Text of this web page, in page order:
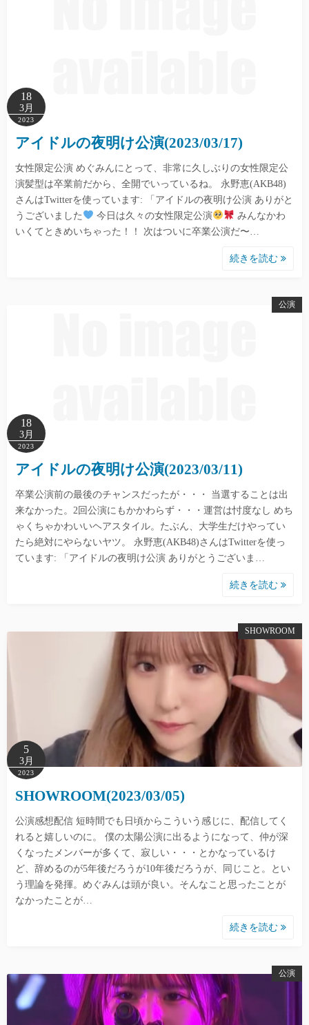
18
3月
2023
アイドルの夜明け公演(2023/03/17)
女性限定公演 めぐみんにとって、非常に久しぶりの女性限定公
演髪型は卒業前だから、全開でいっているね。 永野恵(AKB48)
さんはTwitterを使っています: 「アイドルの夜明け公演 ありがと
うございました
今日は久々の女性限定公演
みんなかわ
いくてときめいちゃった！！ 次はついに卒業公演だ〜…
続きを読む
公演
18
3月
2023
アイドルの夜明け公演(2023/03/11)
卒業公演前の最後のチャンスだったが・・・ 当選することは出
来なかった。2回公演にもかかわらず・・・運営は忖度なし めち
ゃくちゃかわいいヘアスタイル。たぶん、大学生だけやってい
たら絶対にやらないヤツ。 永野恵(AKB48)さんはTwitterを使っ
ています: 「アイドルの夜明け公演 ありがとうございま…
続きを読む
SHOWROOM
5
3月
2023
SHOWROOM(2023/03/05)
公演感想配信 短時間でも日頃からこういう感じに、配信してく
れると嬉しいのに。 僕の太陽公演に出るようになって、仲が深
くなったメンバーが多くて、寂しい・・・とかなっているけ
ど、辞めるのが5年後だろうが10年後だろうが、同じこと。とい
う理論を発揮。めぐみんは頭が良い。そんなこと思ったことが
なかったことが…
続きを読む
公演